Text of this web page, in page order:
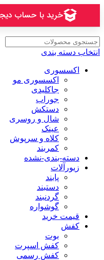
انتخاب دسته بندی
اکسسوری
اکسسوری مو
جاکلیدی
جوراب
دستکش
شال و روسری
عینک
کلاه و سرپوش
کمربند
دسته-بندی-نشده
زیورآلات
پابند
دستبند
گردنبند
گوشواره
قیمت خرید
کفش
بوت
کفش اسپرت
کفش رسمی